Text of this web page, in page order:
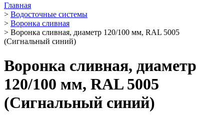
Главная
> Водосточные системы
> Воронка сливная
> Воронка сливная, диаметр 120/100 мм, RAL 5005
(Сигнальный синий)
Воронка сливная, диаметр
120/100 мм, RAL 5005
(Сигнальный синий)